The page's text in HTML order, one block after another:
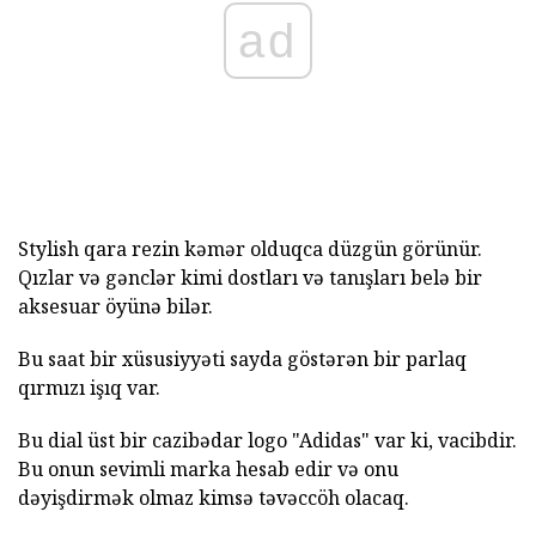
ad
Stylish qara rezin kəmər olduqca düzgün görünür.
Qızlar və gənclər kimi dostları və tanışları belə bir
aksesuar öyünə bilər.
Bu saat bir xüsusiyyəti sayda göstərən bir parlaq
qırmızı işıq var.
Bu dial üst bir cazibədar logo "Adidas" var ki, vacibdir.
Bu onun sevimli marka hesab edir və onu
dəyişdirmək olmaz kimsə təvəccöh olacaq.